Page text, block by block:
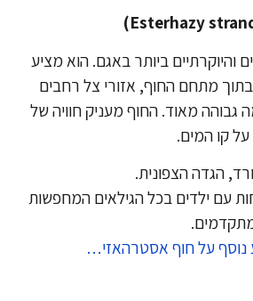
ביותר באגם. הוא מציע
מתחם החוף, אזורי צל רחבים
מאוד. החוף מעניק חוויה של
המים.
הצפונית.
ילדים בכל הגילאים המחפשות
על חוף אסטרהאזי…